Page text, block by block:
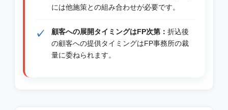
には他施策との組み合わせが必要です。
顧客への展開タイミングはFP次第： 折込後
の顧客への提供タイミングはFP事務所の裁
量に委ねられます。